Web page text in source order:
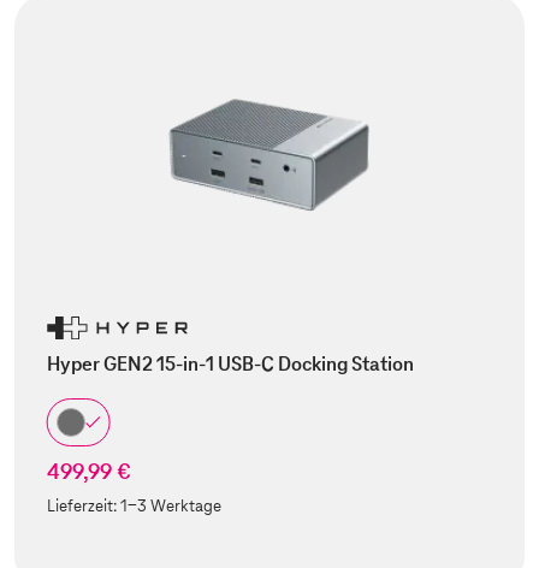
Hyper GEN2 15-in-1 USB-C Docking Station
499,99 €
Lieferzeit:1-3 Werktage